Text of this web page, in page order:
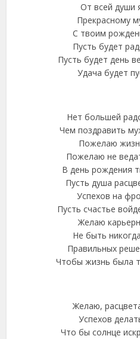
От всей души
Прекрасному
С твоим
Пусть будет
Пусть будет день
Удача будет
Нет большей
Чем поздравить
Пожелаю
Пожелаю не
В день рождения
Пусть душа
Успехов на
Пусть счастье
Желаю
Не быть
Правильных
Чтобы жизнь была
Желаю,
Успехов
Что бы солнце